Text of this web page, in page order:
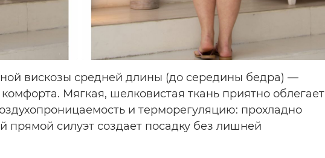
вискозы средней длины (до середины бедра) —
Мягкая, шелковистая ткань приятно облегает
и терморегуляцию: прохладно
прямой силуэт создает посадку без лишней